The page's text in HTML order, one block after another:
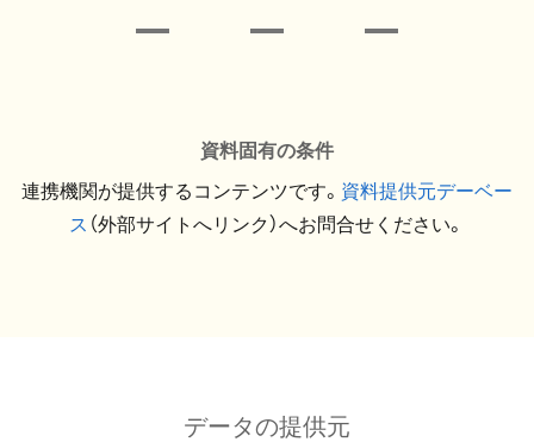
資料固有の条件
連携機関が提供するコンテンツです。 資料提供元デーベー
ス （外部サイトへリンク）へお問合せください。
データの提供元